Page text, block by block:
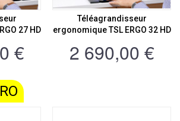
27 HD
€
Téléagrandisseur
ergonomique TSL ERGO 32 HD
2 690,00 €